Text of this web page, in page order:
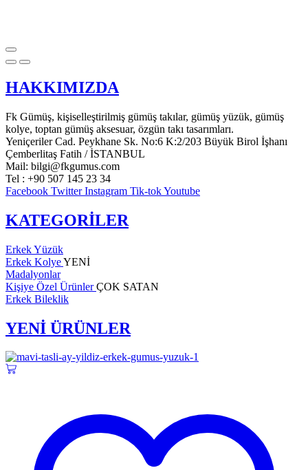
HAKKIMIZDA
Fk Gümüş, kişiselleştirilmiş gümüş takılar, gümüş yüzük, gümüş
kolye, toptan gümüş aksesuar, özgün takı tasarımları.
Yeniçeriler Cad. Peykhane Sk. No:6 K:2/203 Büyük Birol İşhanı
Çemberlitaş Fatih / İSTANBUL
Mail: bilgi@fkgumus.com
Tel : +90 507 145 23 34
Facebook Twitter Instagram Tik-tokYoutube
KATEGORİLER
Erkek Yüzük
Erkek KolyeYENİ
Madalyonlar
Kişiye Özel ÜrünlerÇOK SATAN
Erkek Bileklik
YENİ ÜRÜNLER